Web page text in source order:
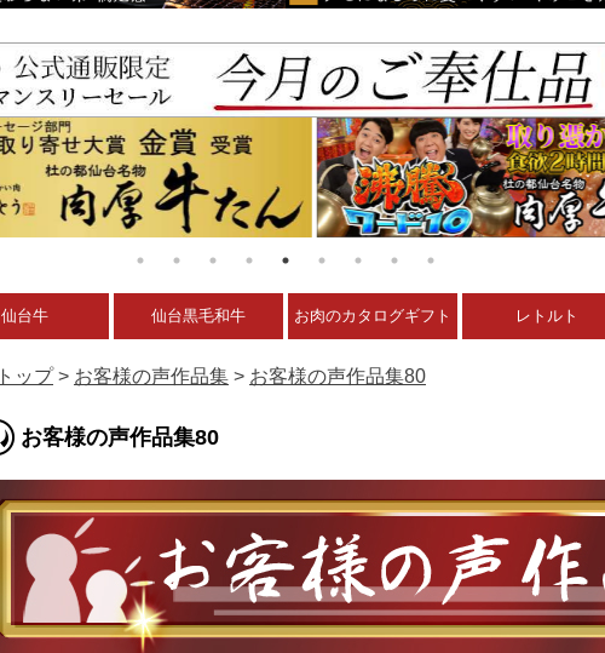
仙台牛 仙台黒毛和牛 お肉のカタログギフト レトルト
トップ> お客様の声作品集 > お客様の声作品集80
お客様の声作品集80